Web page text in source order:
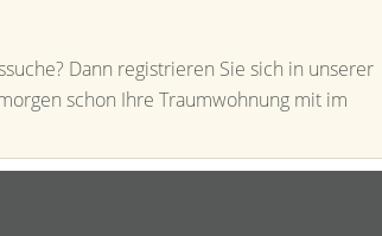
Dann registrieren Sie sich in unserer
schon Ihre Traumwohnung mit im